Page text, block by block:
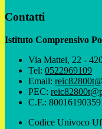
Contatti
Istituto Comprensivo
Via Mattei, 22 -
Tel: 0522969109
Email:
PEC:
C.F.: 80016190359
Codice Univoco